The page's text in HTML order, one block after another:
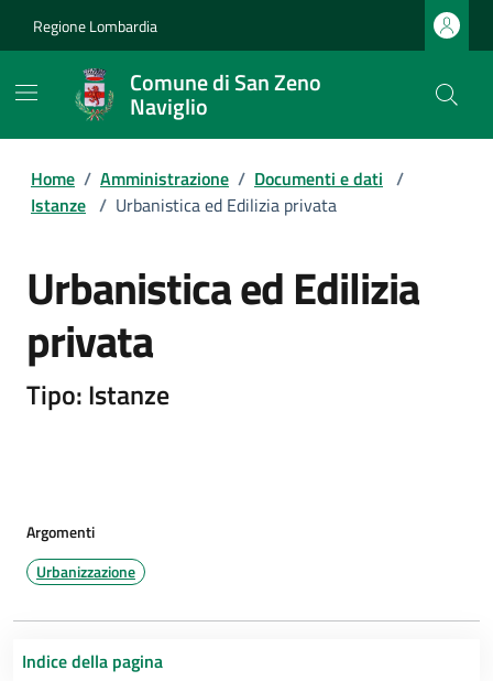
Regione Lombardia
Comune di San Zeno
Naviglio
Home / Amministrazione / Documenti e dati /
Istanze / Urbanistica ed Edilizia privata
Urbanistica ed Edilizia
privata
Tipo: Istanze
Argomenti
Urbanizzazione
Indice della pagina